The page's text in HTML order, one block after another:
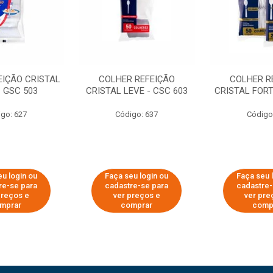
CRISTAL
GSC 503
627
login ou
se para
e
COLHER REFEIÇÃO
CRISTAL LEVE - CSC 603
Código: 637
Faça seu login ou
cadastre-se para
ver preços e
comprar
COLHER
CRISTAL
Faça seu
ver